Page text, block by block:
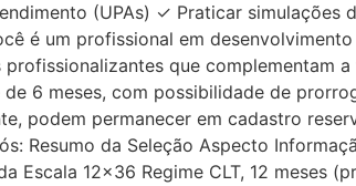
(UPAs) ✓ Praticar simulações
é um profissional em
que complementam
6 meses, com possibilidade de
podem permanecer em cadastro
Resumo da Seleção Aspecto
Escala 12×36 Regime CLT, 12 meses